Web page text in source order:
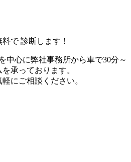
中心に弊社事務所から車で30分～
承っております。
にご相談ください。